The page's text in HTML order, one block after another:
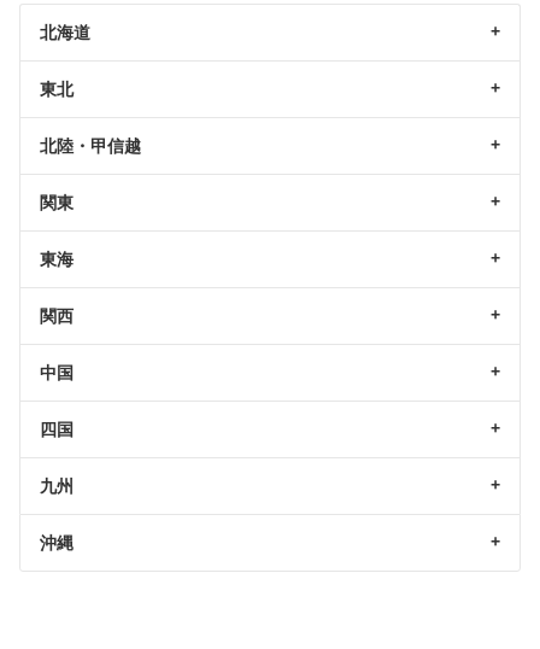
北海道
東北
北陸・甲信越
関東
東海
関西
中国
四国
九州
沖縄